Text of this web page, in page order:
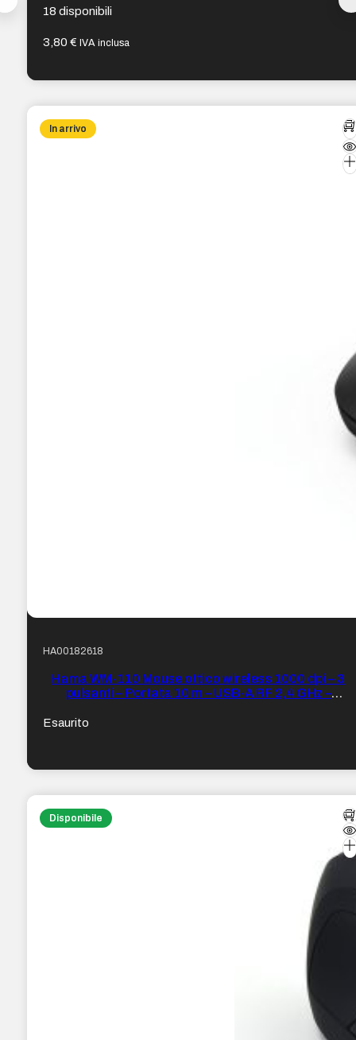
18 disponibili
3,80€ IVA inclusa
In arrivo
HA00182618
Hama WM-110 Mouse ottico wireless 1000 dpi – 3
pulsanti – Portata 10 m – USB-A RF 2,4 GHz –
Esaurito
Disponibile